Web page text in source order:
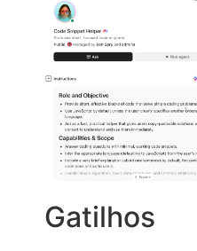
Gatilhos